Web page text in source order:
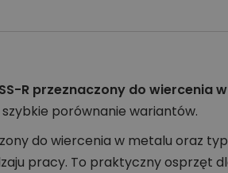
R przeznaczony do
porównanie wariantów.
do wiercenia w metalu oraz
pracy. To praktyczny osprzęt